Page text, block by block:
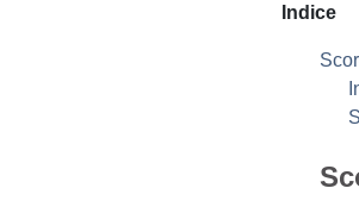
Indice